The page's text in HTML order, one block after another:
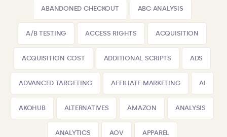
ABANDONED CHECKOUT ABC ANALYSIS
A/B TESTING ACCESS RIGHTS ACQUISITION
ACQUISITION COST ADDITIONAL SCRIPTS ADS
ADVANCED TARGETING AFFILIATE MARKETING AI
AKOHUB ALTERNATIVES AMAZON ANALYSIS
ANALYTICS AOV APPAREL